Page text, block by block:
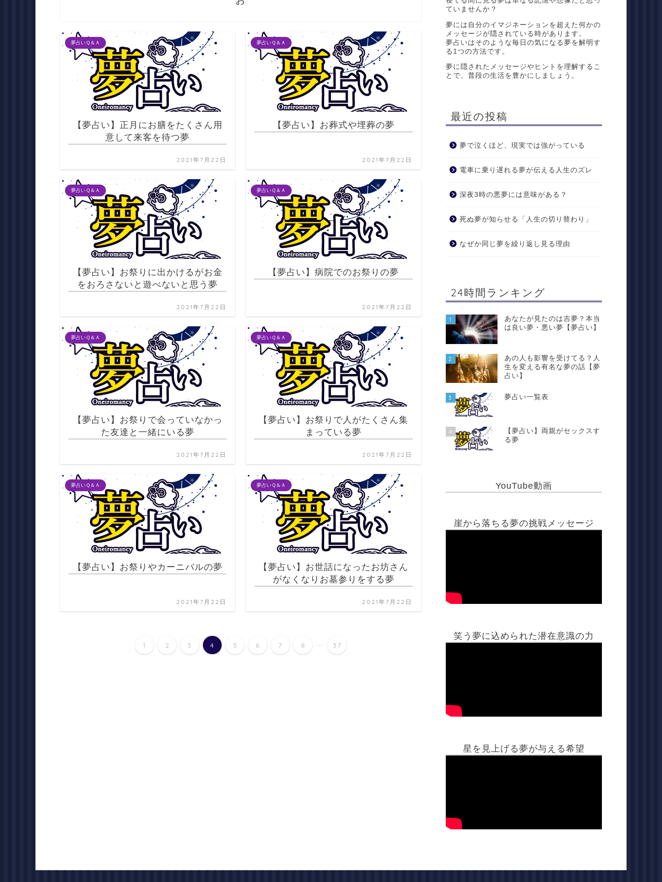
夢占いＱ＆Ａ
【夢占い】正月にお膳をたくさん用
意して来客を待つ夢
2021年7月22日
夢占いＱ＆Ａ
【夢占い】お葬式や埋葬の夢
2021年7月22日
夢占いＱ＆Ａ
【夢占い】お祭りに出かけるがお金
をおろさないと遊べないと思う夢
2021年7月22日
夢占いＱ＆Ａ
【夢占い】病院でのお祭りの夢
2021年7月22日
夢占いＱ＆Ａ
【夢占い】お祭りで会っていなかっ
た友達と一緒にいる夢
2021年7月22日
夢占いＱ＆Ａ
【夢占い】お祭りで人がたくさん集
まっている夢
2021年7月22日
夢占いＱ＆Ａ
【夢占い】お祭りやカーニバルの夢
2021年7月22日
夢占いＱ＆Ａ
【夢占い】お世話になったお坊さん
がなくなりお墓参りをする夢
2021年7月22日
1 2 3 4 5 6 7 8 ... 37
ていませんか？
夢には自分のイマジネーションを超えた何かの
メッセージが隠されている時があります。
夢占いはそのような毎日の気になる夢を解明す
る1つの方法です。
夢に隠されたメッセージやヒントを理解するこ
とで、普段の生活を豊かにしましょう。
最近の投稿
夢で泣くほど、現実では強がっている
電車に乗り遅れる夢が伝える人生のズレ
深夜3時の悪夢には意味がある？
死ぬ夢が知らせる「人生の切り替わり」
なぜか同じ夢を繰り返し見る理由
24時間ランキング
1
あなたが見たのは吉夢？本当
は良い夢・悪い夢【夢占い】
2
あの人も影響を受けてる？人
生を変える有名な夢の話【夢
占い】
3 夢占い一覧表
4
【夢占い】両親がセックスす
る夢
YouTube動画
崖から落ちる夢の挑戦メッセージ
笑う夢に込められた潜在意識の力
星を見上げる夢が与える希望